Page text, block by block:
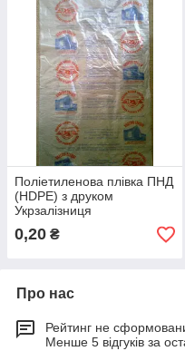
Поліетиленова плівка ПНД
(HDPE) з друком
Укрзалізниця
0,20 ₴
Про нас
Рейтинг не
Менше 5 відгуків за